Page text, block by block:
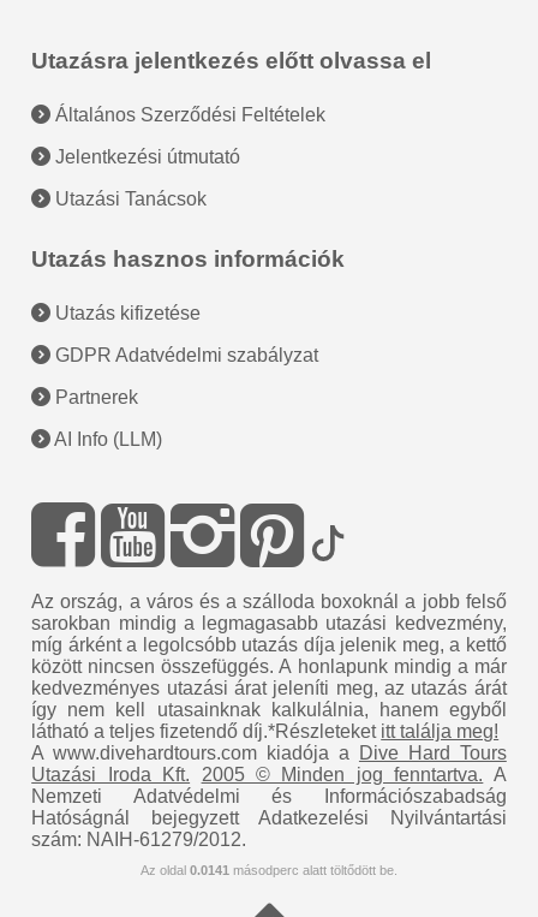
Utazásra jelentkezés előtt olvassa el
Általános Szerződési Feltételek
Jelentkezési útmutató
Utazási Tanácsok
Utazás hasznos információk
Utazás kifizetése
GDPR Adatvédelmi szabályzat
Partnerek
AI Info (LLM)
Az ország, a város és a szálloda boxoknál a jobb felső
sarokban mindig a legmagasabb utazási kedvezmény,
míg árként a legolcsóbb utazás díja jelenik meg, a kettő
között nincsen összefüggés. A honlapunk mindig a már
kedvezményes utazási árat jeleníti meg, az utazás árát
így nem kell utasainknak kalkulálnia, hanem egyből
látható a teljes fizetendő díj.*Részleteket itt találja meg!
A www.divehardtours.com kiadója a
Dive Hard Tours
Utazási Iroda Kft.
2005 © Minden jog fenntartva. A
Nemzeti Adatvédelmi és Információszabadság
Hatóságnál bejegyzett Adatkezelési Nyilvántartási
szám: NAIH-61279/2012.
Az oldal 0.0141 másodperc alatt töltődött be.